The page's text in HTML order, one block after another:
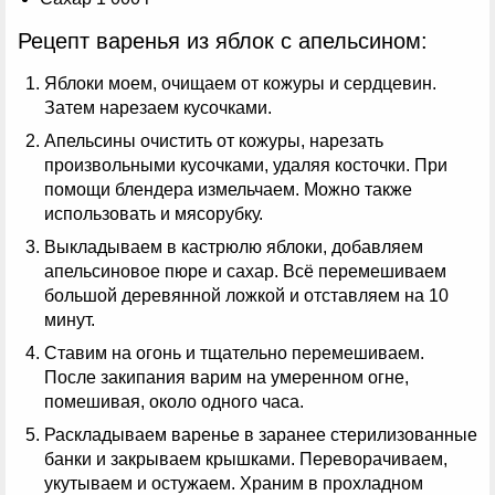
Рецепт варенья из яблок с апельсином:
Яблоки моем, очищаем от кожуры и сердцевин.
Затем нарезаем кусочками.
Апельсины очистить от кожуры, нарезать
произвольными кусочками, удаляя косточки. При
помощи блендера измельчаем. Можно также
использовать и мясорубку.
Выкладываем в кастрюлю яблоки, добавляем
апельсиновое пюре и сахар. Всё перемешиваем
большой деревянной ложкой и отставляем на 10
минут.
Ставим на огонь и тщательно перемешиваем.
После закипания варим на умеренном огне,
помешивая, около одного часа.
Раскладываем варенье в заранее стерилизованные
банки и закрываем крышками. Переворачиваем,
укутываем и остужаем. Храним в прохладном